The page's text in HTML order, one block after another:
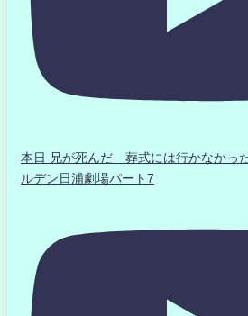
本日 兄が死んだ 葬式には行かなか
ルデン日浦劇場パート7